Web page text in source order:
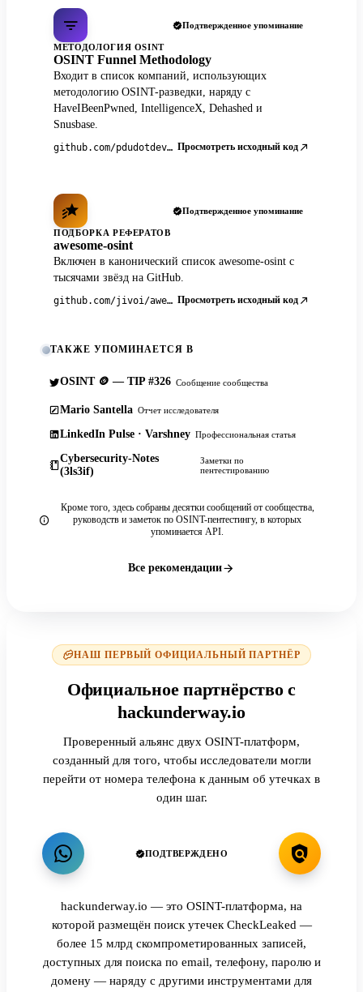
Подтвержденное упоминание
МЕТОДОЛОГИЯ OSINT
OSINT Funnel Methodology
Входит в список компаний, использующих
методологию OSINT-разведки, наряду с
HaveIBeenPwned, IntelligenceX, Dehashed и
Snusbase.
github.com/pdudotdev/ofm Просмотреть исходный код
Подтвержденное упоминание
ПОДБОРКА РЕФЕРАТОВ
awesome-osint
Включен в канонический список awesome-osint с
тысячами звёзд на GitHub.
github.com/jivoi/awesome-osint Просмотреть исходный код
ТАКЖЕ УПОМИНАЕТСЯ В
OSINT 🪙 — TIP #326 Сообщение сообщества
Mario Santella Отчет исследователя
LinkedIn Pulse · Varshney Профессиональная статья
Cybersecurity-Notes
(3ls3if)
Заметки по
пентестированию
Кроме того, здесь собраны десятки сообщений от сообщества,
руководств и заметок по OSINT-пентестингу, в которых
упоминается API.
Все рекомендации
НАШ ПЕРВЫЙ ОФИЦИАЛЬНЫЙ ПАРТНЁР
Официальное партнёрство с
hackunderway.io
Проверенный альянс двух OSINT-платформ,
созданный для того, чтобы исследователи могли
перейти от номера телефона к данным об утечках в
один шаг.
ПОДТВЕРЖДЕНО
hackunderway.io — это OSINT-платформа, на
которой размещён поиск утечек CheckLeaked —
более 15 млрд скомпрометированных записей,
доступных для поиска по email, телефону, паролю и
домену — наряду с другими инструментами для